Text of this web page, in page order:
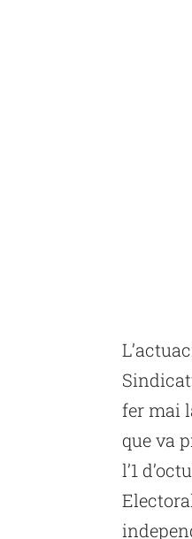
fer mai
que va
l’1